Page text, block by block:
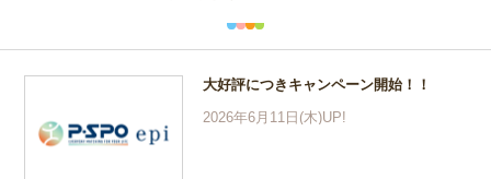
大好評につきキャンペーン開始！！
2026年6月11日(木)UP!